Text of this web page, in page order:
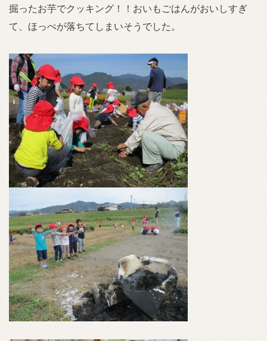
掘ったお芋でクッキング！！おいもごはんがおいしすぎ
て、ほっぺが落ちてしまいそうでした。